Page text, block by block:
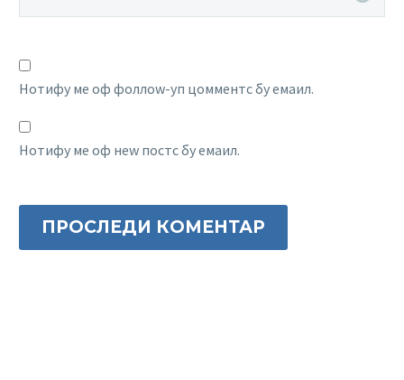
Нотифy ме оф фоллоw-уп цомментс бy емаил.
Нотифy ме оф неw постс бy емаил.
ПРОСЛЕДИ КОМЕНТАР